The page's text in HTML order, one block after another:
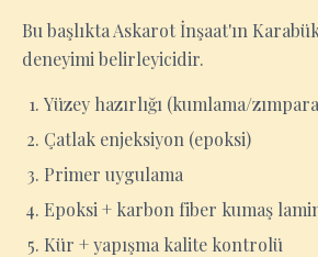
Bu başlıkta Askarot İnşaat'ın
deneyimi belirleyicidir.
Yüzey hazırlığı (kumlama/
Çatlak enjeksiyon (epoksi)
Primer uygulama
Epoksi + karbon fiber kumaş
Kür + yapışma kalite kontrolü